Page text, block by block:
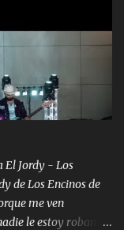
cargador extendido
dan protección me
le doy todo
trece y hasta la
pero si me
con el otro no se
que está en
Vuitton son mis
El Jordy - Los
de Los Encinos de
me ven
le estoy robando